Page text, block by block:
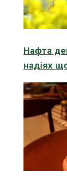
Нафта
надіях